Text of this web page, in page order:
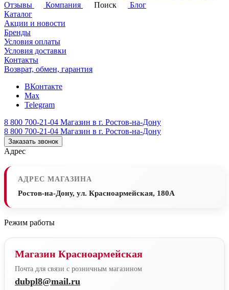
Отзывы
Компания Поиск
Блог
Каталог
Акции и новости
Бренды
Условия оплаты
Условия доставки
Контакты
Возврат, обмен, гарантия
ВКонтакте
Max
Telegram
8 800 700-21-04 Магазин в г. Ростов-на-Дону
8 800 700-21-04 Магазин в г. Ростов-на-Дону
Заказать звонок
Адрес
АДРЕС МАГАЗИНА
Ростов-на-Дону, ул. Красноармейская, 180А
Режим работы
Магазин Красноармейская
Почта для связи с розничным магазином
dubpl8@mail.ru